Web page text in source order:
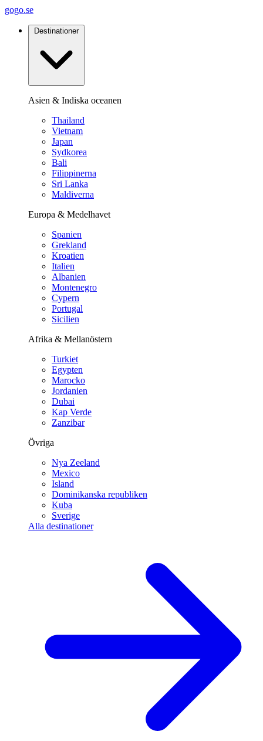
gogo.se
Destinationer
Asien & Indiska oceanen
Thailand
Vietnam
Japan
Sydkorea
Bali
Filippinerna
Sri Lanka
Maldiverna
Europa & Medelhavet
Spanien
Grekland
Kroatien
Italien
Albanien
Montenegro
Cypern
Portugal
Sicilien
Afrika & Mellanöstern
Turkiet
Egypten
Marocko
Jordanien
Dubai
Kap Verde
Zanzibar
Övriga
Nya Zeeland
Mexico
Island
Dominikanska republiken
Kuba
Sverige
Alla destinationer